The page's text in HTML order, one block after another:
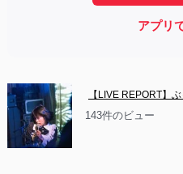
【LIVE REPORT】
143件のビュー